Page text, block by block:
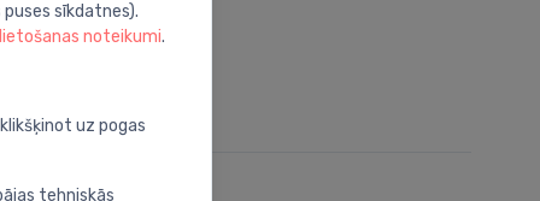
sīkdatnes).
noteikumi.
uz pogas
tehniskās